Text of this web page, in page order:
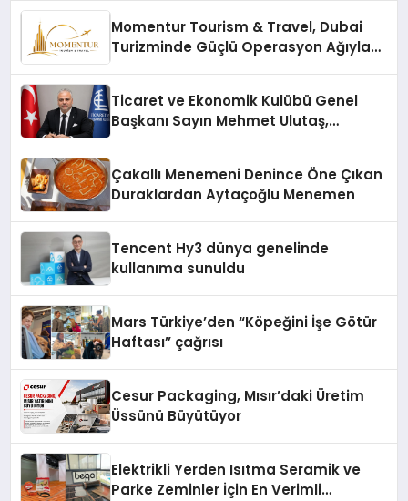
Momentur Tourism & Travel, Dubai
Turizminde Güçlü Operasyon Ağıyla
Ticaret ve Ekonomik Kulübü Genel
Başkanı Sayın Mehmet Ulutaş,
Çakallı Menemeni Denince Öne Çıkan
Duraklardan Aytaçoğlu Menemen
Tencent Hy3 dünya genelinde
kullanıma sunuldu
Mars Türkiye’den “Köpeğini İşe Götür
Haftası” çağrısı
Cesur Packaging, Mısır’daki Üretim
Üssünü Büyütüyor
Elektrikli Yerden Isıtma Seramik ve
Parke Zeminler İçin En Verimli